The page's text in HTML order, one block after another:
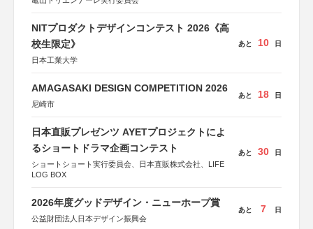
NITプロダクトデザインコンテスト 2026《高
校生限定》
日本工業大学
あと 10 日
AMAGASAKI DESIGN COMPETITION 2026
尼崎市
あと 18 日
日本直販プレゼンツ AYETプロジェクトによ
るショートドラマ企画コンテスト
ショートショート実行委員会、日本直販株式会社、LIFE
LOG BOX
あと 30 日
2026年度グッドデザイン・ニューホープ賞
公益財団法人日本デザイン振興会
あと 7 日